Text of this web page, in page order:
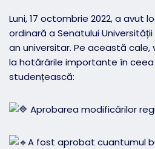
Luni, 17 octombrie 2022, a avut
ordinară a Senatului
an universitar. Pe această cale,
la hotărârile importante în
studențească:
Aprobarea modificărilor
A fost aprobat cuantumul